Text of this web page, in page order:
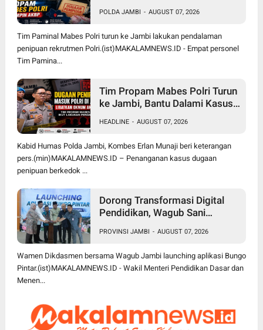
Rekrutmen Bintara di Polda
Jambi
POLDA JAMBI - AUGUST 07, 2026
Tim Paminal Mabes Polri turun ke Jambi lakukan pendalaman
penipuan rekrutmen Polri.(ist)MAKALAMNEWS.ID - Empat personel
Tim Pamina...
Tim Propam Mabes Polri Turun
ke Jambi, Bantu Dalami Kasus
Bintara Polri 2026
HEADLINE - AUGUST 07, 2026
Kabid Humas Polda Jambi, Kombes Erlan Munaji beri keterangan
pers.(min)MAKALAMNEWS.ID – Penanganan kasus dugaan
penipuan berkedok ...
Dorong Transformasi Digital
Pendidikan, Wagub Sani
Luncurkan Aplikasi Bungo
Pintar
PROVINSI JAMBI - AUGUST 07, 2026
Wamen Dikdasmen bersama Wagub Jambi launching aplikasi Bungo
Pintar.(ist)MAKALAMNEWS.ID - Wakil Menteri Pendidikan Dasar dan
Menen...